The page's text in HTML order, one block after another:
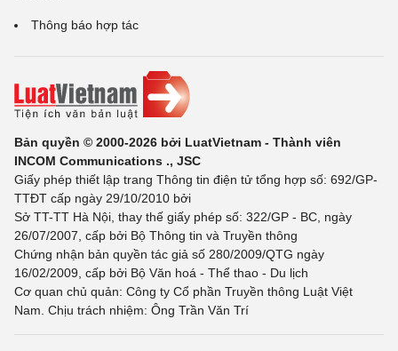
Thông báo hợp tác
Bản quyền © 2000-2026 bởi LuatVietnam - Thành viên
INCOM Communications ., JSC
Giấy phép thiết lập trang Thông tin điện tử tổng hợp số: 692/GP-
TTĐT cấp ngày 29/10/2010 bởi
Sở TT-TT Hà Nội, thay thế giấy phép số: 322/GP - BC, ngày
26/07/2007, cấp bởi Bộ Thông tin và Truyền thông
Chứng nhận bản quyền tác giả số 280/2009/QTG ngày
16/02/2009, cấp bởi Bộ Văn hoá - Thể thao - Du lịch
Cơ quan chủ quản: Công ty Cổ phần Truyền thông Luật Việt
Nam. Chịu trách nhiệm: Ông Trần Văn Trí